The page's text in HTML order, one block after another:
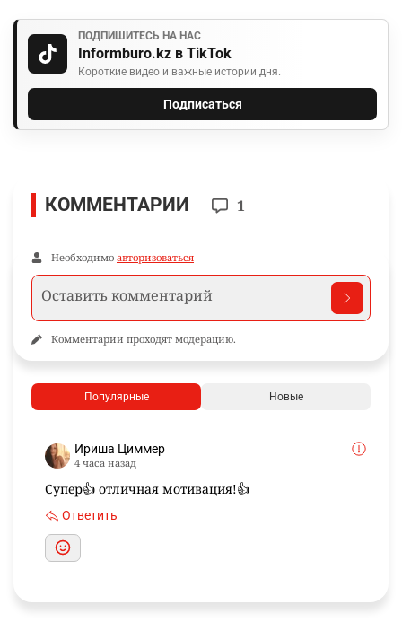
ПОДПИШИТЕСЬ НА НАС
Informburo.kz в TikTok
Короткие видео и важные истории дня.
Подписаться
КОММЕНТАРИИ 1
Необходимо авторизоваться
Комментарии проходят модерацию.
Популярные Новые
Ириша Циммер
4 часа назад
Супер👍 отличная мотивация!👍
Ответить